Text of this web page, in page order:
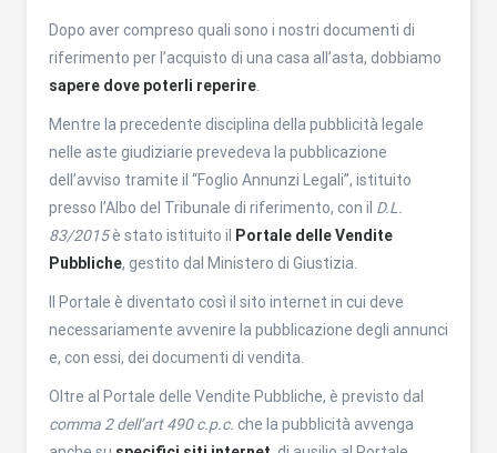
Dopo aver compreso quali sono i nostri documenti di
riferimento per l’acquisto di una casa all’asta, dobbiamo
sapere dove poterli reperire
Mentre la precedente disciplina della pubblicità legale
nelle aste giudiziarie prevedeva la pubblicazione
dell’avviso tramite il “Foglio Annunzi Legali”, istituito
presso l’Albo del Tribunale di riferimento, con il D.L.
83/2015è stato istituito il
Portale delle Vendite
Pubbliche, gestito dal Ministero di Giustizia.
Il Portale è diventato così il sito internet in cui deve
necessariamente avvenire la pubblicazione degli annunci
e, con essi, dei documenti di vendita.
Oltre al Portale delle Vendite Pubbliche, è previsto dal
comma 2 dell’art 490 c.p.c. che la pubblicità avvenga